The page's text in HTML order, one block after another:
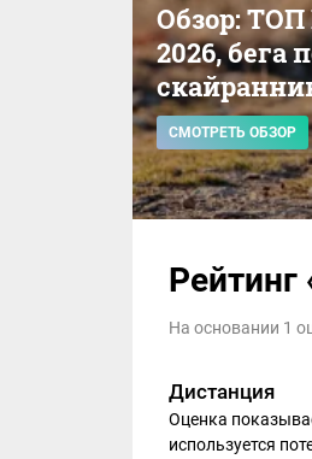
Обзор: ТОП
2026, бега
СМОТРЕТЬ ОБЗОР
Рейтинг
На основании 1
Дистанция
Оценка
используется